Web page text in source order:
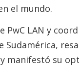
el mundo.
PwC LAN y
Sudamérica,
manifestó su